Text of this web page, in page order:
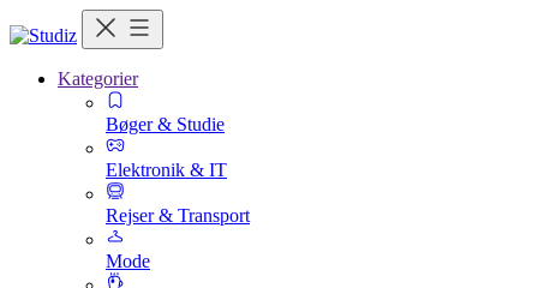
Kategorier
Bøger & Studie
Elektronik & IT
Rejser & Transport
Mode